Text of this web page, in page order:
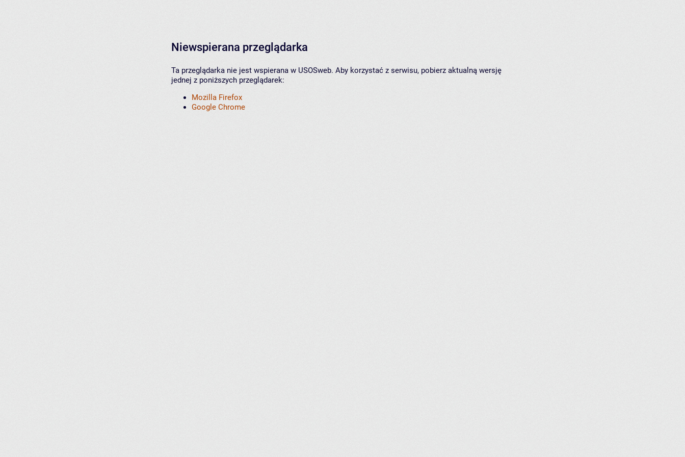
Niewspierana przeglądarka
Ta przeglądarka nie jest wspierana w USOSweb. Aby korzystać z serwisu, pobierz aktualną wersję
jednej z poniższych przeglądarek:
Mozilla Firefox
Google Chrome